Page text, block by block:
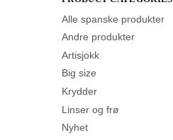
Alle spanske produkter
Andre produkter
Artisjokk
Big size
Krydder
Linser og frø
Nyhet